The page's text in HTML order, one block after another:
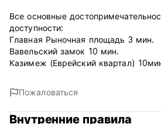
Все основные
доступности:
Главная Рыночная площадь 3 мин.
Вавельский замок 10 мин.
Казимеж (Еврейский квартал)
Мы гарантируем:
*Бесплатный Wi-Fi Интернет
*Бесплатная прачечная
Пожаловаться
Внутренние правила